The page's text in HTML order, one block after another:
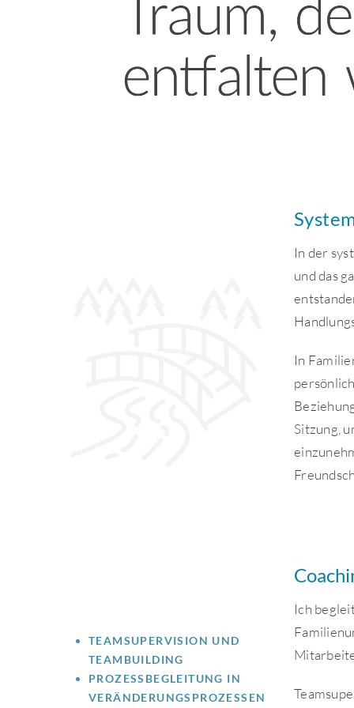
In der
und das
In
Sitzung,
TEAMSUPERVISION UND
TEAMBUILDING
PROZESSBEGLEITUNG IN
VERÄNDERUNGSPROZESSEN
Ich